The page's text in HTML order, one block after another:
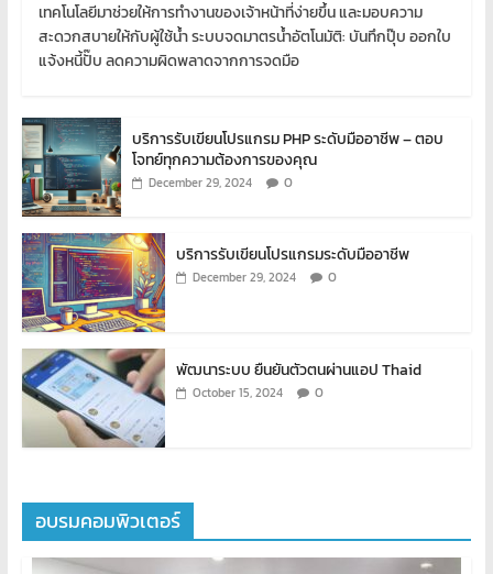
เทคโนโลยีมาช่วยให้การทำงานของเจ้าหน้าที่ง่ายขึ้น และมอบความ
สะดวกสบายให้กับผู้ใช้น้ำ ระบบจดมาตรน้ำอัตโนมัติ: บันทึกปุ๊บ ออกใบ
แจ้งหนี้ปั๊บ ลดความผิดพลาดจากการจดมือ
บริการรับเขียนโปรแกรม PHP ระดับมืออาชีพ – ตอบ
โจทย์ทุกความต้องการของคุณ
December 29, 2024 0
บริการรับเขียนโปรแกรมระดับมืออาชีพ
December 29, 2024 0
พัฒนาระบบ ยืนยันตัวตนผ่านแอป Thaid
October 15, 2024 0
อบรมคอมพิวเตอร์